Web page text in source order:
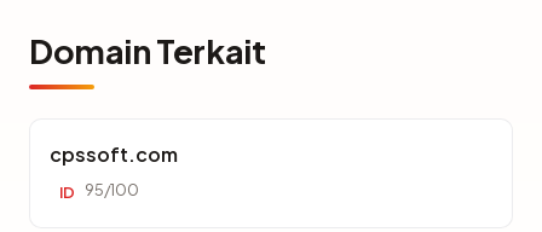
Domain Terkait
cpssoft.com
ID 95/100